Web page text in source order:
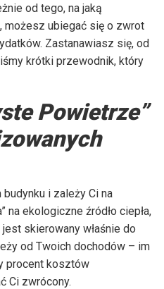
od tego, na jaką
możesz ubiegać się o zwrot
Zastanawiasz się, od
krótki przewodnik, który
Powietrze”
i zależy Ci na
na ekologiczne źródło ciepła,
skierowany właśnie do
od Twoich dochodów – im
procent kosztów
Ci zwrócony.